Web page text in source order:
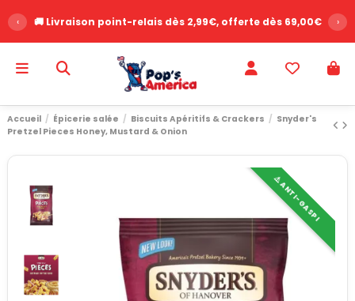
‹ 🚚 Livraison point-relais dès 2,99€, offerte dès 69,00€ ›
Accueil Épicerie salée Biscuits Apéritifs & Crackers
Snyder's
Pretzel Pieces Honey, Mustard & Onion
⚠️ ANTI-GASPI